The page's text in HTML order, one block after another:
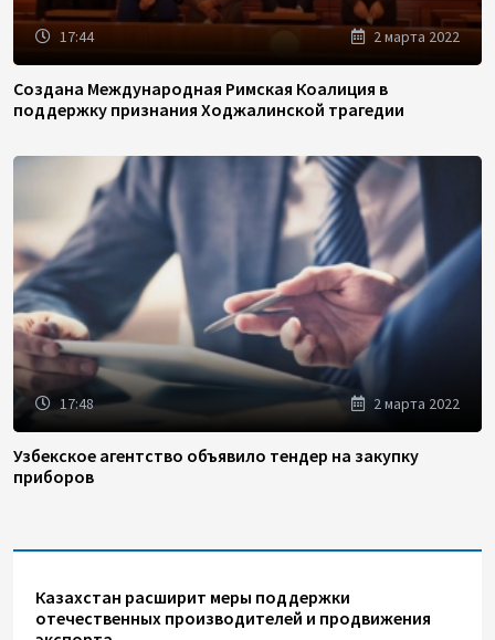
17:44 2 марта 2022
Создана Международная Римская Коалиция в
поддержку признания Ходжалинской трагедии
17:48 2 марта 2022
Узбекское агентство объявило тендер на закупку
приборов
Казахстан расширит меры поддержки
отечественных производителей и продвижения